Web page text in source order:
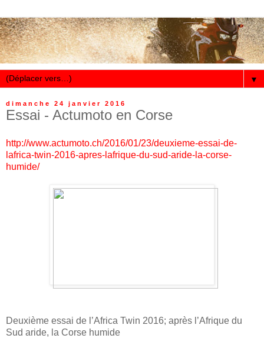
▼
dimanche 24 janvier 2016
Essai - Actumoto en Corse
http://www.actumoto.ch/2016/01/23/deuxieme-essai-de-
lafrica-twin-2016-apres-lafrique-du-sud-aride-la-corse-
humide/
Deuxième essai de l’Africa Twin 2016; après l’Afrique du
Sud aride, la Corse humide